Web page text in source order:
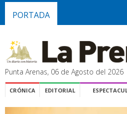
PORTADA
Punta Arenas, 06 de Agosto del 2026
CRÓNICA EDITORIAL